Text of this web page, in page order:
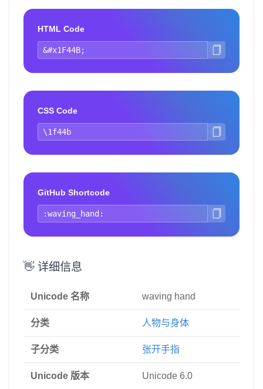
HTML Code
CSS Code
GitHub Shortcode
👋 详细信息
Unicode 名称 waving hand
分类 人物与身体
子分类 张开手指
Unicode 版本 Unicode 6.0